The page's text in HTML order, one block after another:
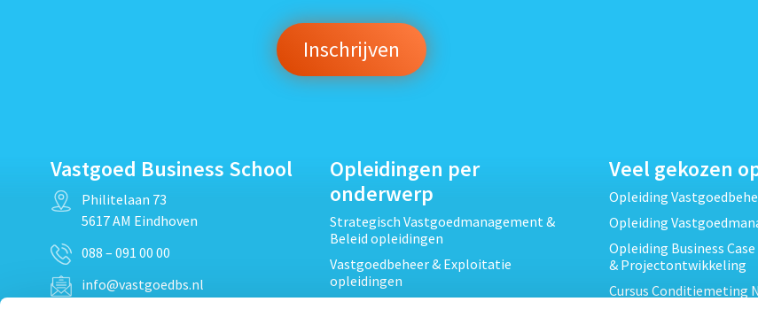
Vastgoed Business School
Philitelaan 73
5617 AM Eindhoven
088 – 091 00 00
info@vastgoedbs.nl
Opleidingen per
onderwerp
Strategisch Vastgoedmanagement &
Beleid opleidingen
Vastgoedbeheer & Exploitatie
opleidingen
Veel gekozen
Opleiding
Opleiding
Opleiding Business
& Projectontwikkeling
Cursus Conditiemeting